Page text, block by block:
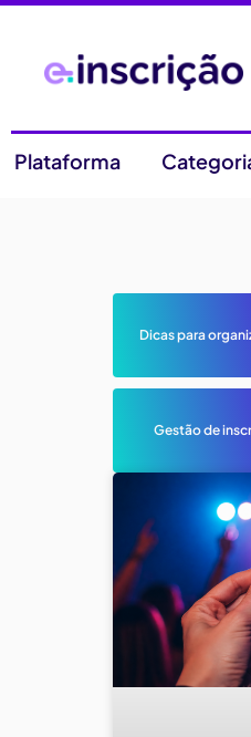
Plataforma
Dicas para
Gestão de